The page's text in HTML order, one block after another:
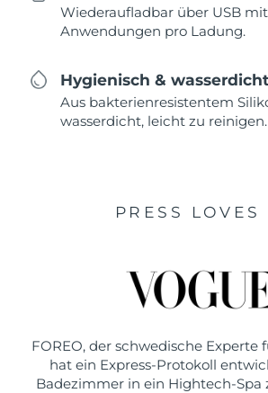
Wiederaufladbar über USB
Anwendungen pro Ladung.
Hygienisch & wasserdicht
Aus bakterienresistentem
wasserdicht, leicht zu reinigen.
PRESS LOVES
FOREO, der schwedische Experte
hat ein Express-Protokoll
Badezimmer in ein Hightech-Spa